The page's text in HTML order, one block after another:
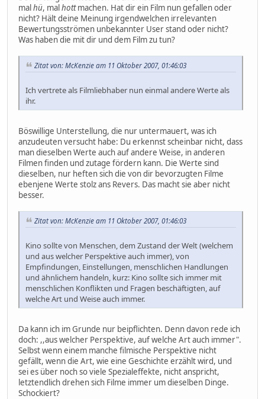
malhü, malhottmachen. Hat dir ein Film nun gefallen oder
nicht? Hält deine Meinung irgendwelchen irrelevanten
Bewertungsströmen unbekannter User stand oder nicht?
Was haben die mit dir und dem Film zu tun?
Zitat von: McKenzie am 11 Oktober 2007, 01:46:03
Ich vertrete als Filmliebhaber nun einmal andere Werte als
ihr.
Böswillige Unterstellung, die nur untermauert, was ich
anzudeuten versucht habe: Du erkennst scheinbar nicht, dass
man dieselben Werte auch auf andere Weise, in anderen
Filmen finden und zutage fördern kann. Die Werte sind
dieselben, nur heften sich die von dir bevorzugten Filme
ebenjene Werte stolz ans Revers. Das macht sie aber nicht
besser.
Zitat von: McKenzie am 11 Oktober 2007, 01:46:03
Kino sollte von Menschen, dem Zustand der Welt (welchem
und aus welcher Perspektive auch immer), von
Empfindungen, Einstellungen, menschlichen Handlungen
und ähnlichem handeln, kurz: Kino sollte sich immer mit
menschlichen Konflikten und Fragen beschäftigten, auf
welche Art und Weise auch immer.
Da kann ich im Grunde nur beipflichten. Denn davon rede ich
doch: ,,aus welcher Perspektive, auf welche Art auch immer".
Selbst wenn einem manche filmische Perspektive nicht
gefällt, wenn die Art, wie eine Geschichte erzählt wird, und
sei es über noch so viele Spezialeffekte, nicht anspricht,
letztendlich drehen sich Filme immer um dieselben Dinge.
Schockiert?